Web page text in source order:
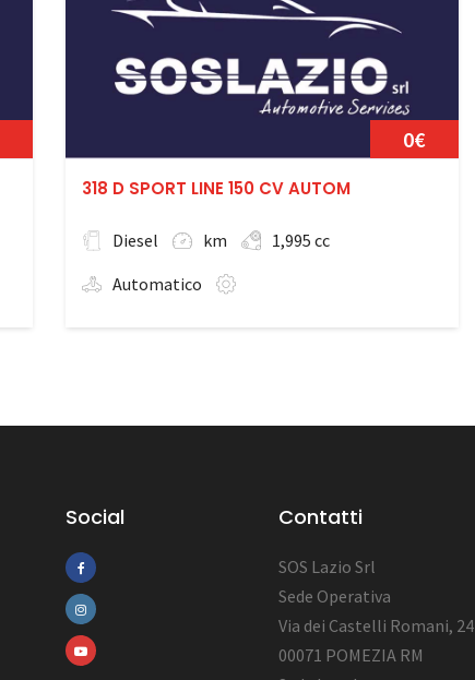
0€
318 D SPORT LINE 150 CV AUTOM
Diesel km
1,995 cc
Automatico
Social Contatti
SOS Lazio Srl
Sede Operativa
Via dei Castelli Romani, 24
00071 POMEZIA RM